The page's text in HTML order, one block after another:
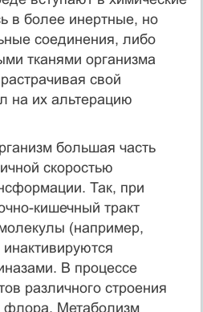
в более инертные, но
соединения, либо
тканями организма
свой
на их альтерацию
большая часть
скоростью
Так, при
кишечный тракт
(например,
В процессе
различного строения
флора. Метаболизм